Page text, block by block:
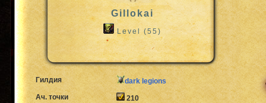
Gillokai
Level (55)
Гилдия
dark legions
Ач. точки
210